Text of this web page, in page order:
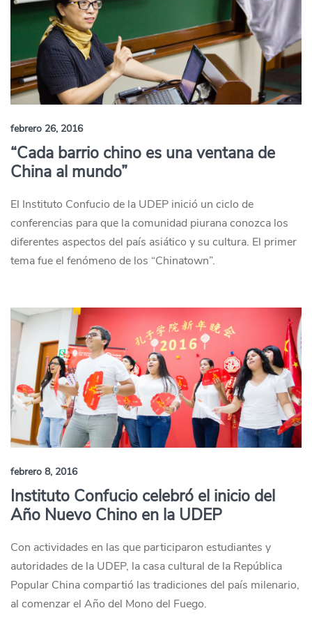
febrero 26, 2016
“Cada barrio chino es una ventana de
China al mundo”
El Instituto Confucio de la UDEP inició un ciclo de
conferencias para que la comunidad piurana conozca los
diferentes aspectos del país asiático y su cultura. El primer
tema fue el fenómeno de los “Chinatown”.
febrero 8, 2016
Instituto Confucio celebró el inicio del
Año Nuevo Chino en la UDEP
Con actividades en las que participaron estudiantes y
autoridades de la UDEP, la casa cultural de la República
Popular China compartió las tradiciones del país milenario,
al comenzar el Año del Mono del Fuego.